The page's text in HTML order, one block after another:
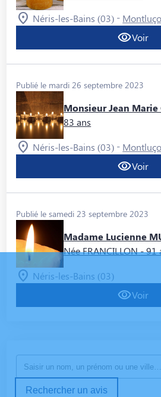
Néris-les-Bains (03) -
Voir
Publié le mardi 26 septembre 2023
Monsieur Jean Marie
83 ans
Néris-les-Bains (03) -
Voir
Publié le samedi 23 septembre 2023
Madame Lucienne
Née FRANCILLON- 91
Néris-les-Bains (03)
Voir
Rechercher un avis